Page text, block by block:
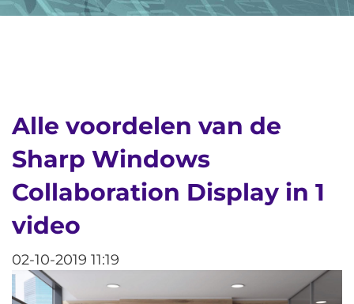
Alle voordelen van de
Sharp Windows
Collaboration Display in 1
video
02-10-2019 11:19